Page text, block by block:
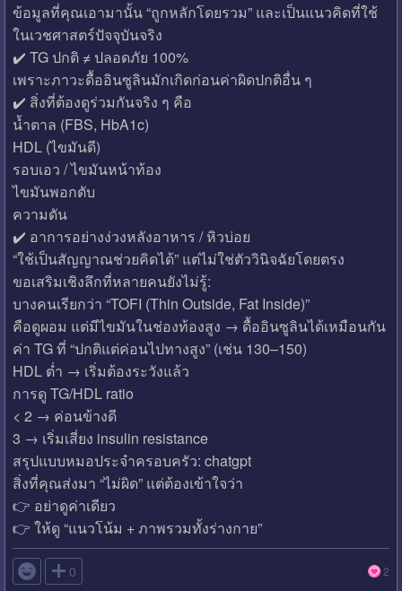
ข้อมูลที่คุณเอามานั้น “ถูกหลักโดยรวม” และเป็นแนวคิดที่ใช้
ในเวชศาสตร์ปัจจุบันจริง
✔️ TG ปกติ ≠ ปลอดภัย 100%
เพราะภาวะดื้ออินซูลินมักเกิดก่อนค่าผิดปกติอื่น ๆ
✔️ สิ่งที่ต้องดูร่วมกันจริง ๆ คือ
น้ำตาล (FBS, HbA1c)
HDL (ไขมันดี)
รอบเอว / ไขมันหน้าท้อง
ไขมันพอกตับ
ความดัน
✔️ อาการอย่างง่วงหลังอาหาร / หิวบ่อย
“ใช้เป็นสัญญาณช่วยคิดได้” แต่ไม่ใช่ตัววินิจฉัยโดยตรง
ขอเสริมเชิงลึกที่หลายคนยังไม่รู้:
บางคนเรียกว่า “TOFI (Thin Outside, Fat Inside)”
คือดูผอม แต่มีไขมันในช่องท้องสูง → ดื้ออินซูลินได้เหมือนกัน
ค่า TG ที่ “ปกติแต่ค่อนไปทางสูง” (เช่น 130–150)
HDL ต่ำ → เริ่มต้องระวังแล้ว
การดู TG/HDL ratio
< 2 → ค่อนข้างดี
3 → เริ่มเสี่ยง insulin resistance
สรุปแบบหมอประจำครอบครัว: chatgpt
สิ่งที่คุณส่งมา “ไม่ผิด” แต่ต้องเข้าใจว่า
👉 อย่าดูค่าเดียว
👉 ให้ดู “แนวโน้ม + ภาพรวมทั้งร่างกาย”
 0 2